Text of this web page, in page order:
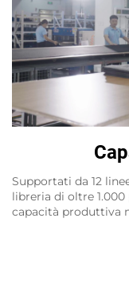
Supportati da 12
libreria di oltre
capacità produttiva